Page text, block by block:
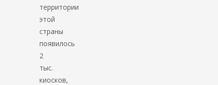
территории
этой
страны
появилось
2
тыс.
киосков,